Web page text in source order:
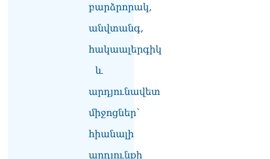
բարձրորակ,
անվտանգ,
հակաալերգիկ
և
արդյունավետ
միջոցներ՝
հիանալի
արդյունքի
լիակատար երջանկության
երազանքի մասին
08.08.2026
դարձնելու համար